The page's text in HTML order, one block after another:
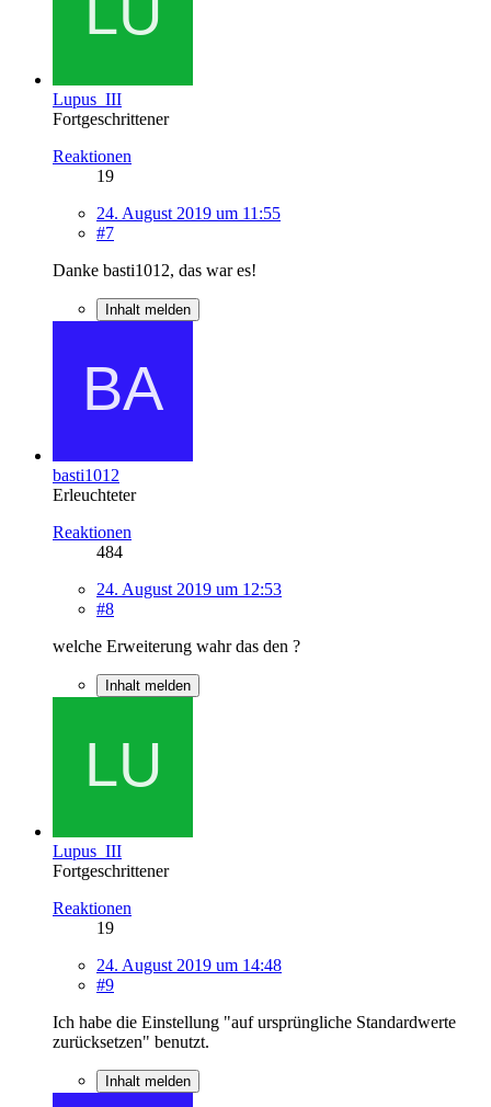
Lupus_III
Fortgeschrittener
Reaktionen
19
24. August 2019 um 11:55
#7
Danke basti1012, das war es!
Inhalt melden
basti1012
Erleuchteter
Reaktionen
484
24. August 2019 um 12:53
#8
welche Erweiterung wahr das den ?
Inhalt melden
Lupus_III
Fortgeschrittener
Reaktionen
19
24. August 2019 um 14:48
#9
Ich habe die Einstellung "auf ursprüngliche Standardwerte
zurücksetzen" benutzt.
Inhalt melden